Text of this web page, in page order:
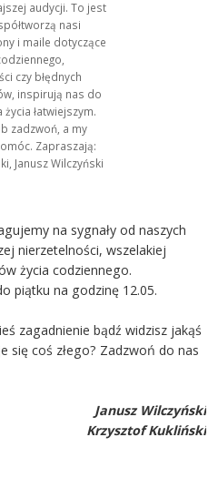
audycji. To jest
nasi
i maile dotyczące
czy błędnych
inspirują nas do
łatwiejszym.
zadzwoń, a my
Zapraszają:
Janusz Wilczyński
na sygnały od naszych
nierzetelności, wszelakiej
życia codziennego.
piątku na godzinę 12.05.
zagadnienie bądź widzisz jakąś
się coś złego? Zadzwoń do nas
Janusz Wilczyński
Krzysztof Kukliński